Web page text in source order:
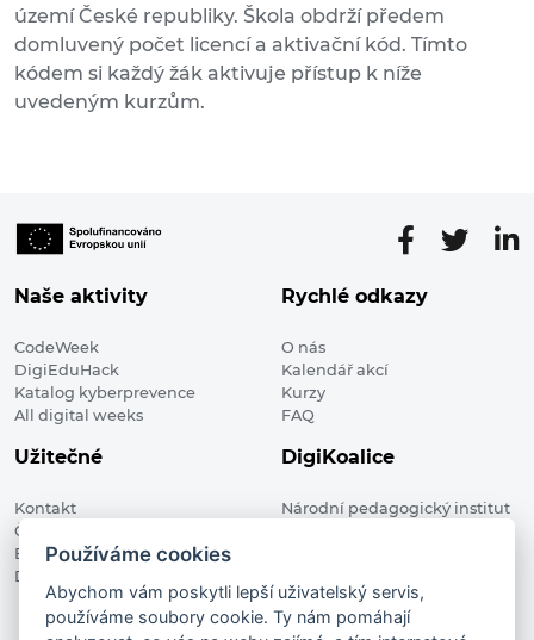
území České republiky. Škola obdrží předem
domluvený počet licencí a aktivační kód. Tímto
kódem si každý žák aktivuje přístup k níže
uvedeným kurzům.
Naše aktivity
CodeWeek
DigiEduHack
Katalog kyberprevence
All digital weeks
Rychlé odkazy
O nás
Kalendář akcí
Kurzy
FAQ
Užitečné
Kontakt
Členské organizace
Blog
Digitalizace ve vzdělávání
DigiKoalice
Národní pedagogický institut
Používáme cookies
Abychom vám poskytli lepší uživatelský servis,
používáme soubory cookie. Ty nám pomáhají